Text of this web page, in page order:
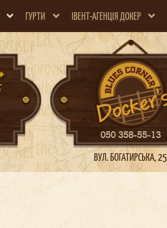
ГУРТИ ІВЕНТ-АГЕНЦІЯ ДОКЕР
050 358-55-13
ВУЛ. БОГАТИРСЬКА, 25